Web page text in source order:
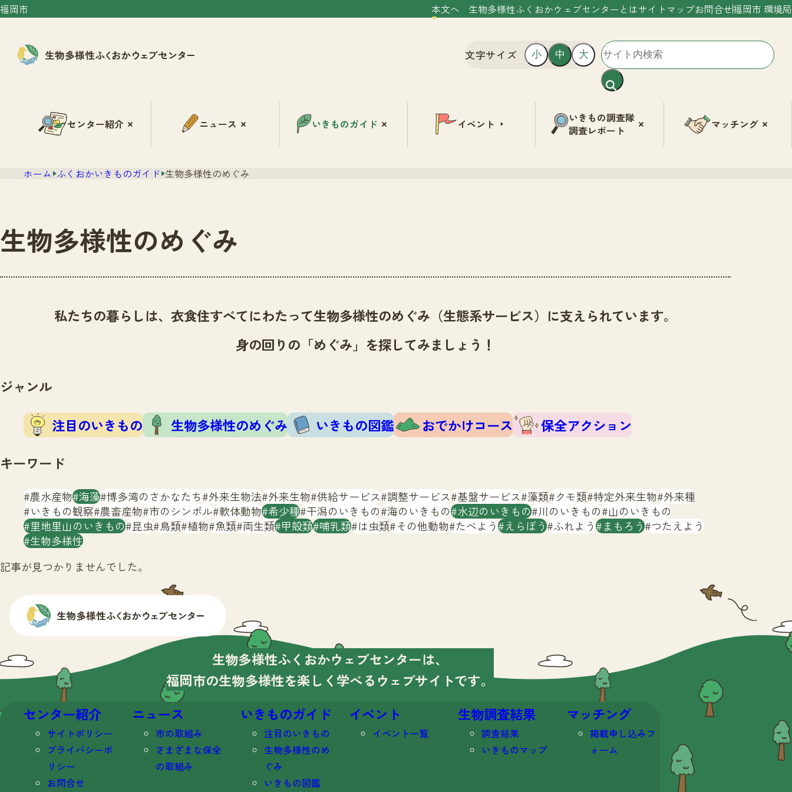
福岡市 本文へ 生物多様性ふくおかウェブセンターとはサイトマップお問合せ福岡市 環境局
文字サイズ 小 中 大
センター紹介 ニュース いきものガイド イベント
いきもの調査隊
調査レポート
マッチング
ホーム ふくおかいきものガイド 生物多様性のめぐみ
生物多様性のめぐみ
私たちの暮らしは、衣食住すべてにわたって生物多様性のめぐみ（生態系サービス）に支えられています。
身の回りの「めぐみ」を探してみましょう！
ジャンル
注目のいきもの 生物多様性のめぐみ いきもの図鑑 おでかけコース
保全アクション
キーワード
農水産物 海藻 博多湾のさかなたち 外来生物法 外来生物 供給サービス 調整サービス 基盤サービス 藻類 クモ類 特定外来生物 外来種
いきもの観察 農畜産物 市のシンボル 軟体動物 希少種 干潟のいきもの 海のいきもの 水辺のいきもの 川のいきもの 山のいきもの
里地里山のいきもの 昆虫 鳥類 植物 魚類 両生類 甲殻類 哺乳類 は虫類 その他動物 たべよう えらぼう ふれよう まもろう つたえよう
生物多様性
記事が見つかりませんでした。
生物多様性ふくおかウェブセンターは、
福岡市の生物多様性を楽しく学べる ウェブサイトです。
センター紹介
サイトポリシー
プライバシーポ
リシー
お問合せ
ニュース
市の取組み
さまざまな保全
の取組み
いきものガイド
注目のいきもの
生物多様性のめ
ぐみ
いきもの図鑑
イベント
イベント一覧
生物調査結果
調査結果
いきものマップ
マッチング
掲載申し込みフ
ォーム